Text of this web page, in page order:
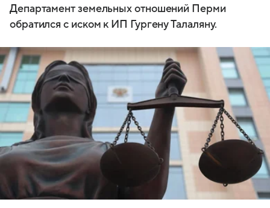
Департамент земельных отношений Перми
обратился с иском к ИП Гургену Талаляну.